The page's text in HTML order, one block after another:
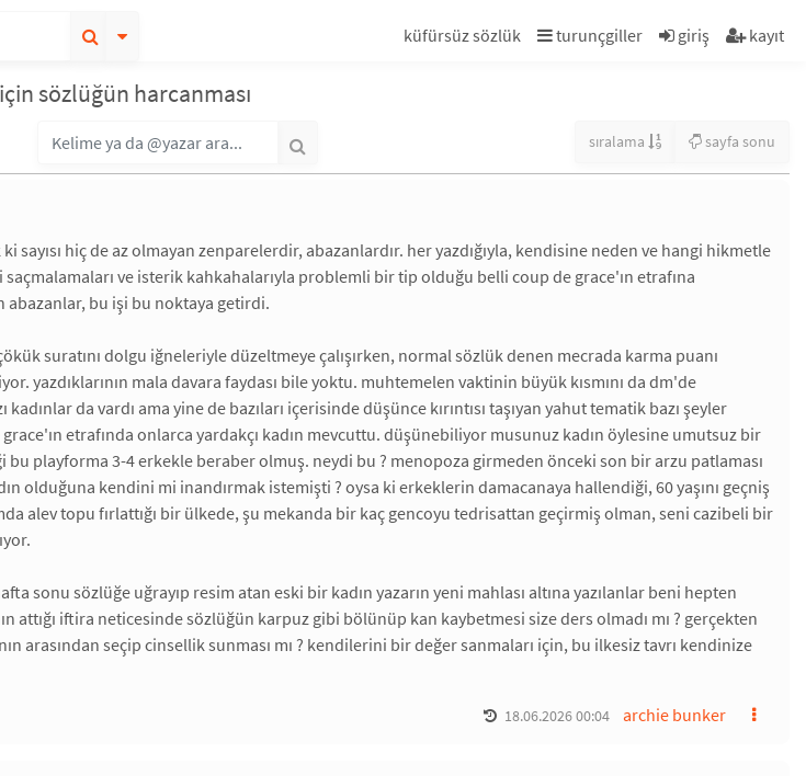
küfürsüz sözlük turunçgiller giriş kayıt
sözlüğün harcanması
sıralama sayfa sonu
ki sayısı hiç de az olmayan zenparelerdir, abazanlardır. her yazdığıyla, kendisine neden ve hangi hikmetle
ve isterik kahkahalarıyla problemli bir tip olduğu belli coup de grace'ın etrafına
bu işi bu noktaya getirdi.
suratını dolgu iğneleriyle düzeltmeye çalışırken, normal sözlük denen mecrada karma puanı
yazdıklarının mala davara faydası bile yoktu. muhtemelen vaktinin büyük kısmını da dm'de
da vardı ama yine de bazıları içerisinde düşünce kırıntısı taşıyan yahut tematik bazı şeyler
etrafında onlarca yardakçı kadın mevcuttu. düşünebiliyor musunuz kadın öylesine umutsuz bir
playforma 3-4 erkekle beraber olmuş. neydi bu ? menopoza girmeden önceki son bir arzu patlaması
olduğuna kendini mi inandırmak istemişti ? oysa ki erkeklerin damacanaya hallendiği, 60 yaşını geçniş
alev topu fırlattığı bir ülkede, şu mekanda bir kaç gencoyu tedrisattan geçirmiş olman, seni cazibeli bir
sonu sözlüğe uğrayıp resim atan eski bir kadın yazarın yeni mahlası altına yazılanlar beni hepten
attığı iftira neticesinde sözlüğün karpuz gibi bölünüp kan kaybetmesi size ders olmadı mı ? gerçekten
arasından seçip cinsellik sunması mı ? kendilerini bir değer sanmaları için, bu ilkesiz tavrı kendinize
archie bunker
18.06.2026 00:04